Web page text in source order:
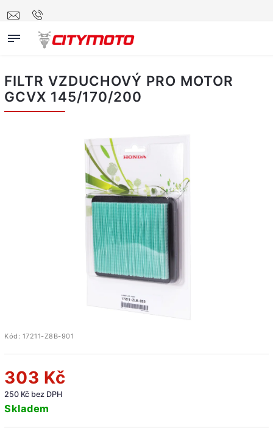
FILTR VZDUCHOVÝ PRO MOTOR
GCVX 145/170/200
Kód: 17211-Z8B-901
303 Kč
250 Kč bez DPH
Skladem